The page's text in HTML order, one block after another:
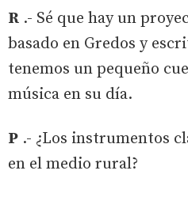
R .- Sé que hay un
basado en Gredos y
tenemos un pequeño
música en su día.
P .- ¿Los instrumentos
en el medio rural?